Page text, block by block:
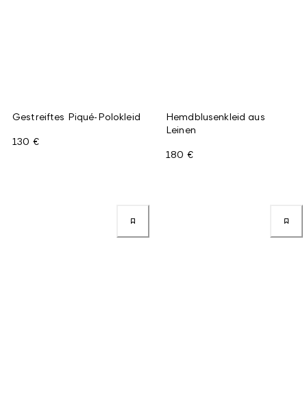
Gestreiftes Piqué-Polokleid
130 €
Hemdblusenkleid aus
Leinen
180 €